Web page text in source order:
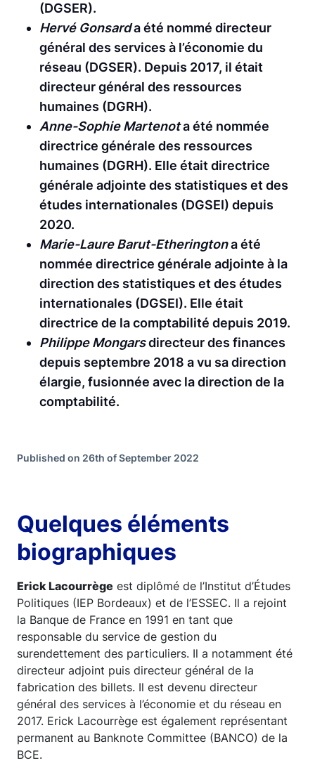
(DGSER).
Hervé Gonsarda été nommé directeur
général des services à l’économie du
réseau (DGSER). Depuis 2017, il était
directeur général des ressources
humaines (DGRH).
Anne-Sophie Martenota été nommée
directrice générale des ressources
humaines (DGRH). Elle était directrice
générale adjointe des statistiques et des
études internationales (DGSEI) depuis
2020.
Marie-Laure Barut-Etheringtona été
nommée directrice générale adjointe à la
direction des statistiques et des études
internationales (DGSEI). Elle était
directrice de la comptabilité depuis 2019.
Philippe Mongarsdirecteur des finances
depuis septembre 2018 a vu sa direction
élargie, fusionnée avec la direction de la
comptabilité.
Published on 26th of September 2022
Quelques éléments
biographiques
Erick Lacourrège est diplômé de l’Institut d’Études
Politiques (IEP Bordeaux) et de l’ESSEC. Il a rejoint
la Banque de France en 1991 en tant que
responsable du service de gestion du
surendettement des particuliers. Il a notamment été
directeur adjoint puis directeur général de la
fabrication des billets. Il est devenu directeur
général des services à l’économie et du réseau en
2017. Erick Lacourrège est également représentant
permanent au Banknote Committee (BANCO) de la
BCE.